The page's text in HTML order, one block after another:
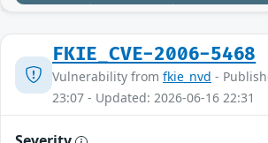
FKIE_CVE-2006-5468
Vulnerability from fkie_nvd -
23:07 - Updated: 2026-06-16 22:31